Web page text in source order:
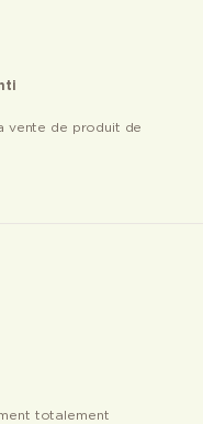
vente de produit de
totalement